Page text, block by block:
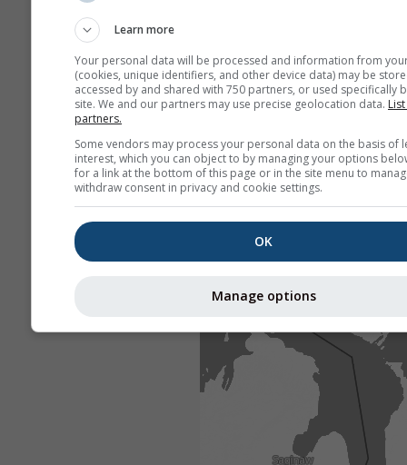
Learn more
Your personal data will be processed and information from
(cookies, unique identifiers, and other device data) may be
accessed by and shared with 750 partners, or used specifically
site. We and our partners may use precise geolocation data.
partners.
Some vendors may process your personal data on the basis of
interest, which you can object to by managing your options
for a link at the bottom of this page or in the site menu to
withdraw consent in privacy and cookie settings.
OK
Manage options